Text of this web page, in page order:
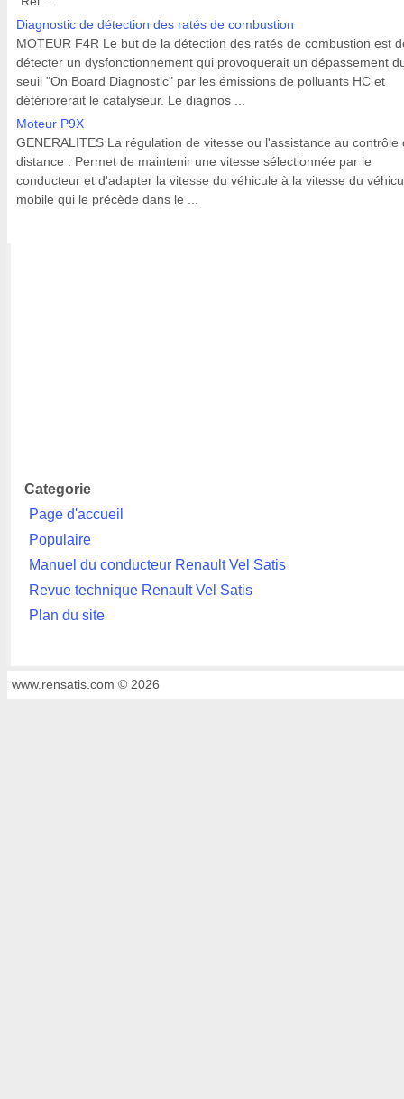
Diagnostic de détection des ratés de combustion
MOTEUR F4R Le but de la détection des ratés de combustion est
détecter un dysfonctionnement qui provoquerait un dépassement
seuil "On Board Diagnostic" par les émissions de polluants HC et
détériorerait le catalyseur. Le diagnos ...
Moteur P9X
GENERALITES La régulation de vitesse ou l'assistance au contrôle
distance : Permet de maintenir une vitesse sélectionnée par le
conducteur et d'adapter la vitesse du véhicule à la vitesse du
mobile qui le précède dans le ...
Categorie
Page d'accueil
Populaire
Manuel du conducteur Renault Vel Satis
Revue technique Renault Vel Satis
Plan du site
www.rensatis.com © 2026